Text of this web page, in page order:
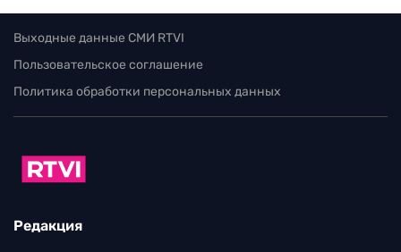
Выходные данные СМИ RTVI
Пользовательское соглашение
Политика обработки персональных данных
Редакция